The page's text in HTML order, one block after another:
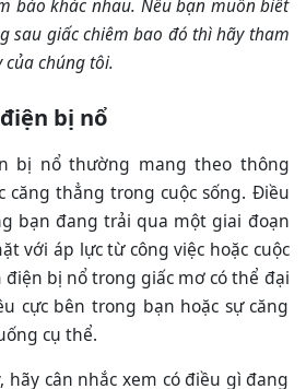
báo khác nhau. Nếu bạn muốn biết
sau giấc chiêm bao đó thì hãy tham
chúng tôi.
bị nổ
bị nổ thường mang theo thông
căng thẳng trong cuộc sống. Điều
bạn đang trải qua một giai đoạn
với áp lực từ công việc hoặc cuộc
điện bị nổ trong giấc mơ có thể đại
cực bên trong bạn hoặc sự căng
cụ thể.
hãy cân nhắc xem có điều gì đang